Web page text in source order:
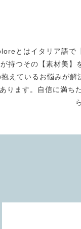
とはイタリア語で
持つその【素材美】
抱えているお悩みが
ります。自信に満ち